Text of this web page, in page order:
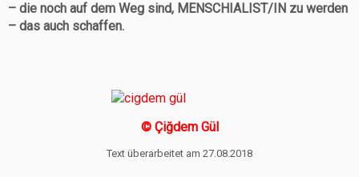
– die noch auf dem Weg sind, MENSCHIALIST/IN zu werden
– das auch schaffen.
© Çiğdem Gül
Text überarbeitet am 27.08.2018